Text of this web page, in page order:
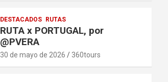
DESTACADOS RUTAS
RUTA x PORTUGAL, por
@PVERA
30 de mayo de 2026 360tours